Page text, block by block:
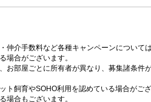
仲介手数料など各種キャンペーンについて
場合がございます。
お部屋ごとに所有者が異なり、募集諸条件
ト飼育やSOHO利用を認めている場合がご
場合もございます。